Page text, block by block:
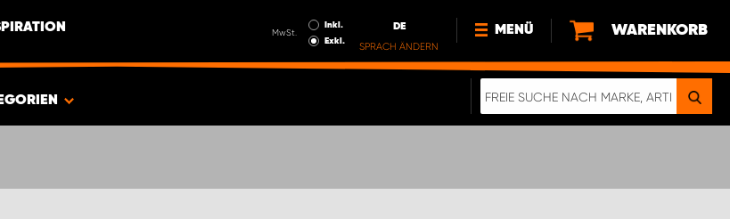
MwSt.
Inkl.
Exkl.
DE
SPRACH ÄNDERN
MENÜ
NEWS
WARENKORB